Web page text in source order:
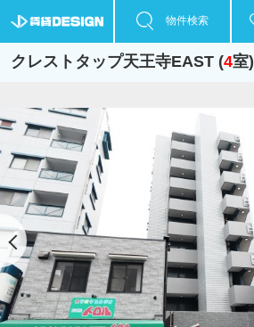
物件検索
クレストタップ天王寺EAST (4室)